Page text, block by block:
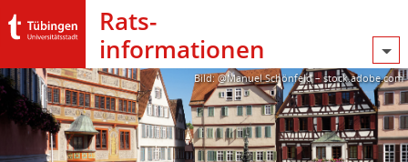
Rats­
informationen
Bild: @Manuel Schönfeld – stock.adobe.com